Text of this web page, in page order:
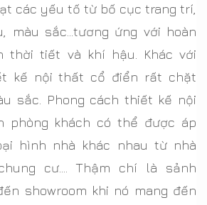
các yếu tố từ bố cục trang trí,
màu sắc…tương ứng với hoàn
thời tiết và khí hậu. Khác với
kế nội thất cổ điển rất chặt
sắc. Phong cách thiết kế nội
phòng khách có thể được áp
hình nhà khác nhau từ nhà
cư…. Thậm chí là sảnh
showroom khi nó mang đến